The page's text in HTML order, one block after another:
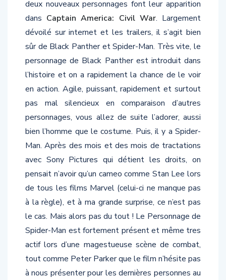
dansCaptain America: Civil War. Largement
dévoilé sur internet et les trailers, il s’agit bien
sûr de Black Panther et Spider-Man. Très vite, le
personnage de Black Panther est introduit dans
l’histoire et on a rapidement la chance de le voir
en action. Agile, puissant, rapidement et surtout
pas mal silencieux en comparaison d’autres
personnages, vous allez de suite l’adorer, aussi
bien l’homme que le costume. Puis, il y a Spider-
Man. Après des mois et des mois de tractations
avec Sony Pictures qui détient les droits, on
pensait n’avoir qu’un cameo comme Stan Lee lors
de tous les films Marvel (celui-ci ne manque pas
à la règle), et à ma grande surprise, ce n’est pas
le cas. Mais alors pas du tout ! Le Personnage de
Spider-Man est fortement présent et même tres
actif lors d’une magestueuse scène de combat,
tout comme Peter Parker que le film n’hésite pas
à nous présenter pour les dernières personnes au
monde qui ne le connaîtrait pas. Alors forcément,